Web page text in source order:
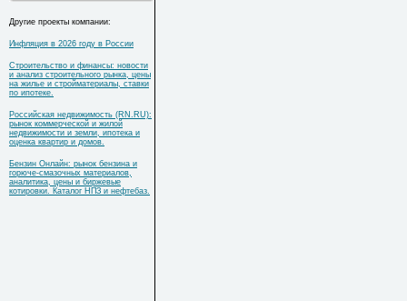
Другие проекты компании:
Инфляция в 2026 году в России
Строительство и финансы: новости
и анализ строительного рынка, цены
на жилье и стройматериалы, ставки
по ипотеке.
Российская недвижимость (RN.RU):
рынок коммерческой и жилой
недвижимости и земли, ипотека и
оценка квартир и домов.
Бензин Онлайн: рынок бензина и
горюче-смазочных материалов,
аналитика, цены и биржевые
котировки. Каталог НПЗ и нефтебаз.